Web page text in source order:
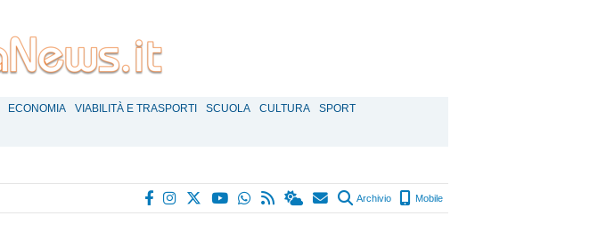
ECONOMIA VIABILITÀ E TRASPORTI SCUOLA CULTURA
SPORT
Archivio Mobile